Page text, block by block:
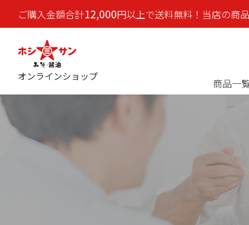
ご購入金額合計12,000円以上で送料無料！当店の商
オンラインショップ
商品一